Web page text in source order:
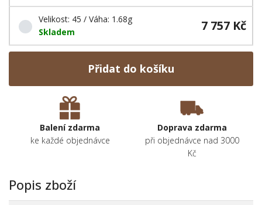
Velikost: 45 / Váha: 1.68g
Skladem
7 757 Kč
Přidat do košíku
Balení zdarma
ke každé objednávce
Doprava zdarma
při objednávce nad 3000
Kč
Popis zboží